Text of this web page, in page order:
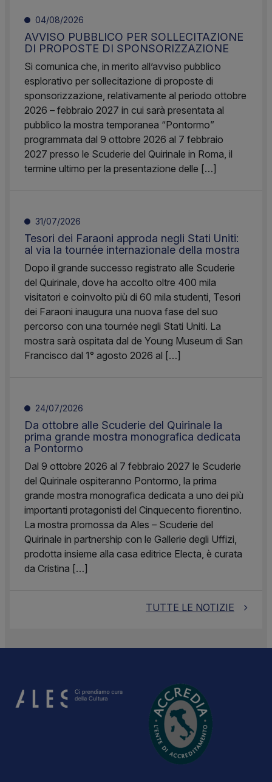
04/08/2026
AVVISO PUBBLICO PER SOLLECITAZIONE
DI PROPOSTE DI SPONSORIZZAZIONE
Si comunica che, in merito all’avviso pubblico
esplorativo per sollecitazione di proposte di
sponsorizzazione, relativamente al periodo ottobre
2026 – febbraio 2027 in cui sarà presentata al
pubblico la mostra temporanea “Pontormo”
programmata dal 9 ottobre 2026 al 7 febbraio
2027 presso le Scuderie del Quirinale in Roma, il
termine ultimo per la presentazione delle […]
31/07/2026
Tesori dei Faraoni approda negli Stati Uniti:
al via la tournée internazionale della mostra
Dopo il grande successo registrato alle Scuderie
del Quirinale, dove ha accolto oltre 400 mila
visitatori e coinvolto più di 60 mila studenti, Tesori
dei Faraoni inaugura una nuova fase del suo
percorso con una tournée negli Stati Uniti. La
mostra sarà ospitata dal de Young Museum di San
Francisco dal 1° agosto 2026 al […]
24/07/2026
Da ottobre alle Scuderie del Quirinale la
prima grande mostra monografica dedicata
a Pontormo
Dal 9 ottobre 2026 al 7 febbraio 2027 le Scuderie
del Quirinale ospiteranno Pontormo, la prima
grande mostra monografica dedicata a uno dei più
importanti protagonisti del Cinquecento fiorentino.
La mostra promossa da Ales – Scuderie del
Quirinale in partnership con le Gallerie degli Uffizi,
prodotta insieme alla casa editrice Electa, è curata
da Cristina […]
TUTTE LE NOTIZIE